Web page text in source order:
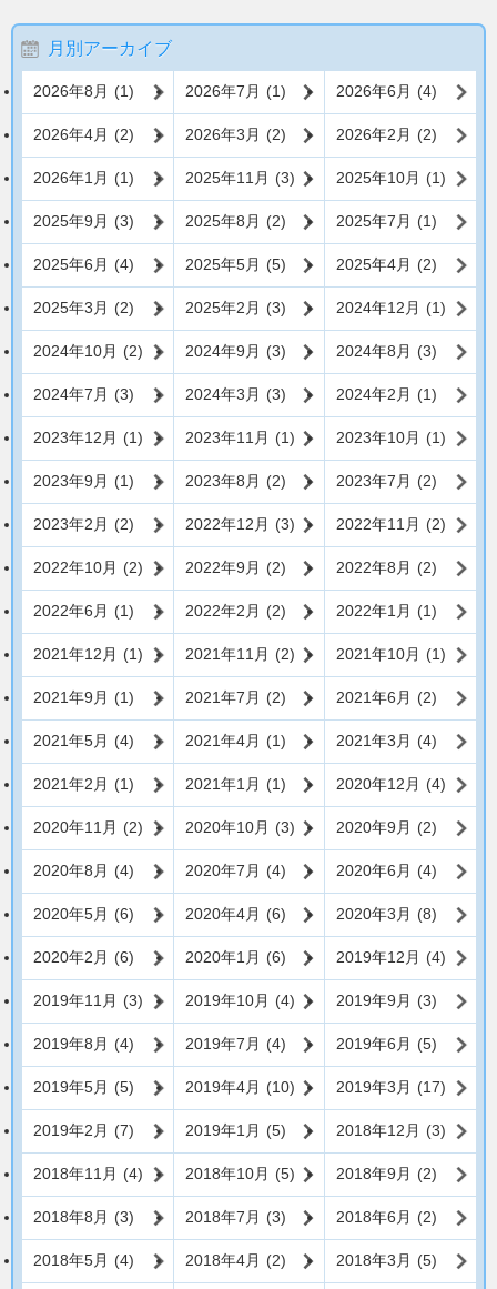
月別アーカイブ
2026年8月 (1) 2026年7月 (1) 2026年6月 (4)
2026年4月 (2) 2026年3月 (2) 2026年2月 (2)
2026年1月 (1) 2025年11月 (3) 2025年10月 (1)
2025年9月 (3) 2025年8月 (2) 2025年7月 (1)
2025年6月 (4) 2025年5月 (5) 2025年4月 (2)
2025年3月 (2) 2025年2月 (3) 2024年12月 (1)
2024年10月 (2) 2024年9月 (3) 2024年8月 (3)
2024年7月 (3) 2024年3月 (3) 2024年2月 (1)
2023年12月 (1) 2023年11月 (1) 2023年10月 (1)
2023年9月 (1) 2023年8月 (2) 2023年7月 (2)
2023年2月 (2) 2022年12月 (3) 2022年11月 (2)
2022年10月 (2) 2022年9月 (2) 2022年8月 (2)
2022年6月 (1) 2022年2月 (2) 2022年1月 (1)
2021年12月 (1) 2021年11月 (2) 2021年10月 (1)
2021年9月 (1) 2021年7月 (2) 2021年6月 (2)
2021年5月 (4) 2021年4月 (1) 2021年3月 (4)
2021年2月 (1) 2021年1月 (1) 2020年12月 (4)
2020年11月 (2) 2020年10月 (3) 2020年9月 (2)
2020年8月 (4) 2020年7月 (4) 2020年6月 (4)
2020年5月 (6) 2020年4月 (6) 2020年3月 (8)
2020年2月 (6) 2020年1月 (6) 2019年12月 (4)
2019年11月 (3) 2019年10月 (4) 2019年9月 (3)
2019年8月 (4) 2019年7月 (4) 2019年6月 (5)
2019年5月 (5) 2019年4月 (10) 2019年3月 (17)
2019年2月 (7) 2019年1月 (5) 2018年12月 (3)
2018年11月 (4) 2018年10月 (5) 2018年9月 (2)
2018年8月 (3) 2018年7月 (3) 2018年6月 (2)
2018年5月 (4) 2018年4月 (2) 2018年3月 (5)